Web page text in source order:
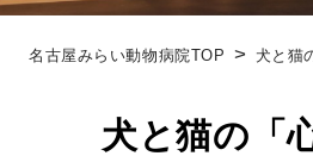
名古屋みらい動物病院TOP 犬と
犬と猫の「